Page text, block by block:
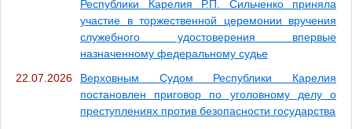
Республики Карелия Р.П. Сильченко приняла
участие в торжественной церемонии вручения
служебного удостоверения впервые
назначенному федеральному судье
22.07.2026
Верховным Судом Республики Карелия
постановлен приговор по уголовному делу о
преступлениях против безопасности государства